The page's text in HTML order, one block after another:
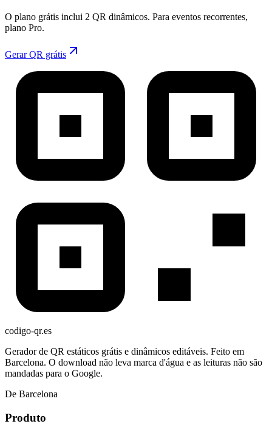
O plano grátis inclui 2 QR dinâmicos. Para eventos recorrentes,
plano Pro.
Gerar QR grátis
codigo-qr.es
Gerador de QR estáticos grátis e dinâmicos editáveis. Feito em
Barcelona. O download não leva marca d'água e as leituras não são
mandadas para o Google.
De Barcelona
Produto